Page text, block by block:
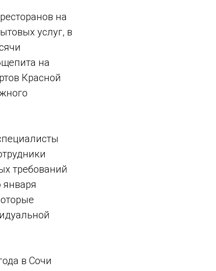
на
услуг, в
на
Красной
требований
в Сочи